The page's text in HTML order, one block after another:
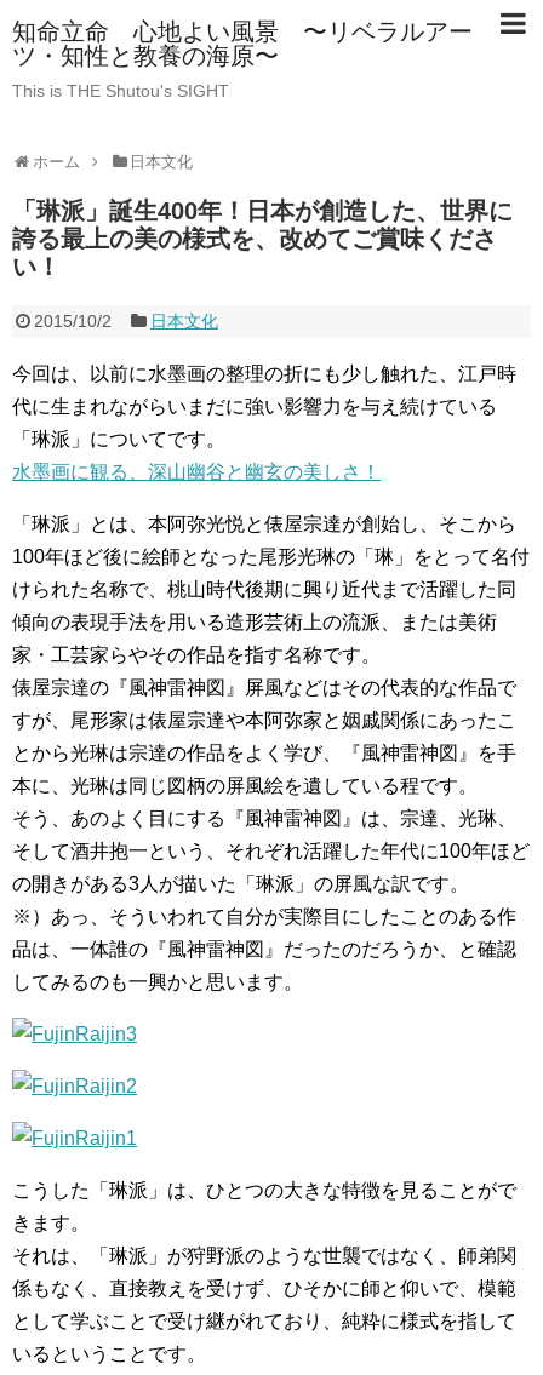
知命立命 心地よい風景 〜リベラルアー
ツ・知性と教養の海原〜
This is THE Shutou's SIGHT
ホーム 日本文化
「琳派」誕生400年！日本が創造した、世界に
誇る最上の美の様式を、改めてご賞味くださ
い！
2015/10/2 日本文化
今回は、以前に水墨画の整理の折にも少し触れた、江戸時
代に生まれながらいまだに強い影響力を与え続けている
「琳派」についてです。
水墨画に観る、深山幽谷と幽玄の美しさ！
「琳派」とは、本阿弥光悦と俵屋宗達が創始し、そこから
100年ほど後に絵師となった尾形光琳の「琳」をとって名付
けられた名称で、桃山時代後期に興り近代まで活躍した同
傾向の表現手法を用いる造形芸術上の流派、または美術
家・工芸家らやその作品を指す名称です。
俵屋宗達の『風神雷神図』屏風などはその代表的な作品で
すが、尾形家は俵屋宗達や本阿弥家と姻戚関係にあったこ
とから光琳は宗達の作品をよく学び、『風神雷神図』を手
本に、光琳は同じ図柄の屏風絵を遺している程です。
そう、あのよく目にする『風神雷神図』は、宗達、光琳、
そして酒井抱一という、それぞれ活躍した年代に100年ほど
の開きがある3人が描いた「琳派」の屏風な訳です。
※）あっ、そういわれて自分が実際目にしたことのある作
品は、一体誰の『風神雷神図』だったのだろうか、と確認
してみるのも一興かと思います。
こうした「琳派」は、ひとつの大きな特徴を見ることがで
きます。
それは、「琳派」が狩野派のような世襲ではなく、師弟関
係もなく、直接教えを受けず、ひそかに師と仰いで、模範
として学ぶことで受け継がれており、純粋に様式を指して
いるということです。